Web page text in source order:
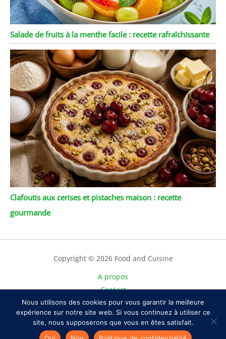
Salade de fruits à la menthe facile : recette rafraîchissante
Clafoutis aux cerises et pistaches maison : recette
gourmande
Copyright © 2026 Food and Cuisine
A propos
Contact
Plan du site
Mentions légales
Politique de confidentialité
Nous utilisons des cookies pour vous garantir la meilleure
expérience sur notre site web. Si vous continuez à utiliser ce
site, nous supposerons que vous en êtes satisfait.